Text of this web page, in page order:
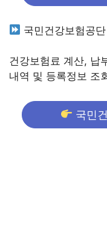
국민건강보험공단
건강보험료 계산, 납
내역 및 등록정보 조
국민